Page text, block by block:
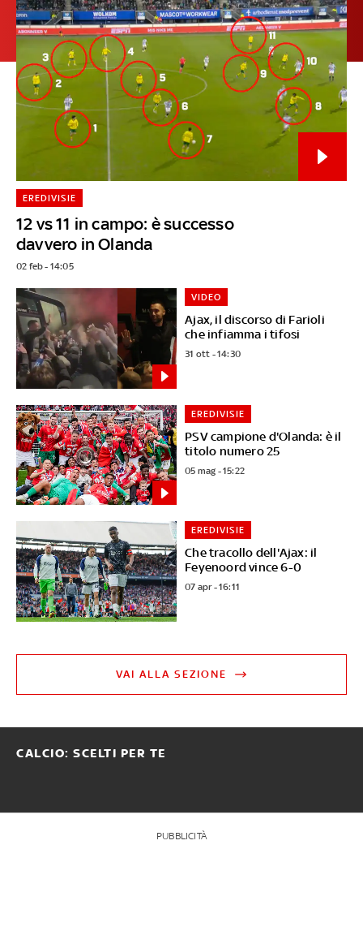
12 vs 11 in campo: è successo
davvero in Olanda
EREDIVISIE
02 feb - 14:05
Ajax, il discorso di Farioli
che infiamma i tifosi
VIDEO
31 ott - 14:30
PSV campione d'Olanda: è il
titolo numero 25
EREDIVISIE
05 mag - 15:22
Che tracollo dell'Ajax: il
Feyenoord vince 6-0
EREDIVISIE
07 apr - 16:11
VAI ALLA SEZIONE
CALCIO: SCELTI PER TE
PUBBLICITÀ